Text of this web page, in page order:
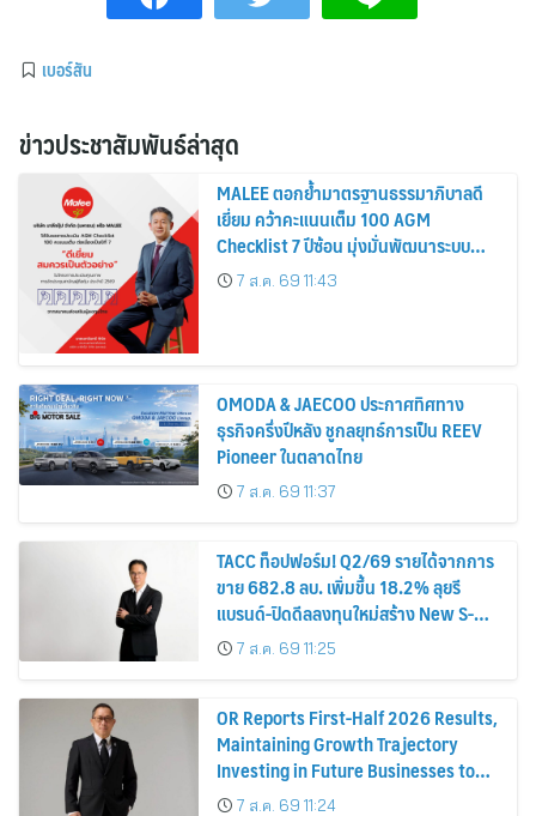
เบอร์สัน
ข่าวประชาสัมพันธ์ล่าสุด
MALEE ตอกย้ำมาตรฐานธรรมาภิบาลดี
เยี่ยม คว้าคะแนนเต็ม 100 AGM
Checklist 7 ปีซ้อน มุ่งมั่นพัฒนาระบบ
กำกับดูกิจการ เพื่อยกระดับสู่มาตรฐาน
สากล
7 ส.ค. 69 11:43
OMODA & JAECOO ประกาศทิศทาง
ธุรกิจครึ่งปีหลัง ชูกลยุทธ์การเป็น REEV
Pioneer ในตลาดไทย
7 ส.ค. 69 11:37
TACC ท็อปฟอร์ม! Q2/69 รายได้จากการ
ขาย 682.8 ลบ. เพิ่มขึ้น 18.2% ลุยรี
แบรนด์-ปิดดีลลงทุนใหม่สร้าง New S-
Curve หนุนอนาคตเติบโตยั่งยืน
7 ส.ค. 69 11:25
OR Reports First-Half 2026 Results,
Maintaining Growth Trajectory
Investing in Future Businesses to
Strengthen Long-Term Growth
7 ส.ค. 69 11:24